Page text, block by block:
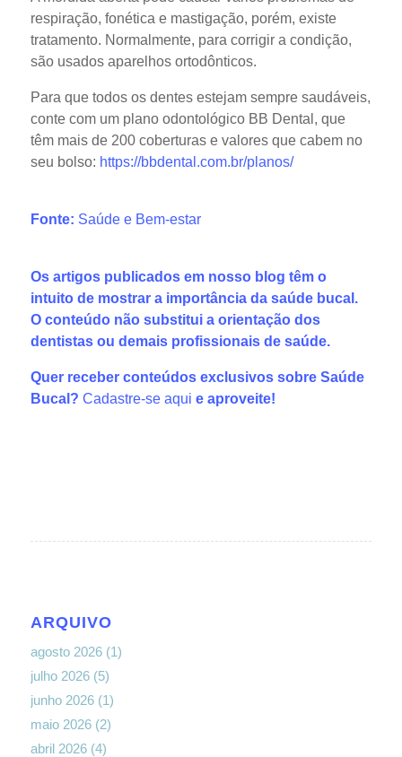
respiração, fonética e mastigação, porém, existe
tratamento. Normalmente, para corrigir a condição,
são usados aparelhos ortodônticos.
Para que todos os dentes estejam sempre saudáveis,
conte com um plano odontológico BB Dental, que
têm mais de 200 coberturas e valores que cabem no
seu bolso: https://bbdental.com.br/planos/
Fonte: Saúde e Bem-estar
Os artigos publicados em nosso blog têm o
intuito de mostrar a importância da saúde bucal.
O conteúdo não substitui a orientação dos
dentistas ou demais profissionais de saúde.
Quer receber conteúdos exclusivos sobre Saúde
Bucal? Cadastre-se aqui e aproveite!
ARQUIVO
agosto 2026(1)
julho 2026(5)
junho 2026(1)
maio 2026(2)
abril 2026(4)